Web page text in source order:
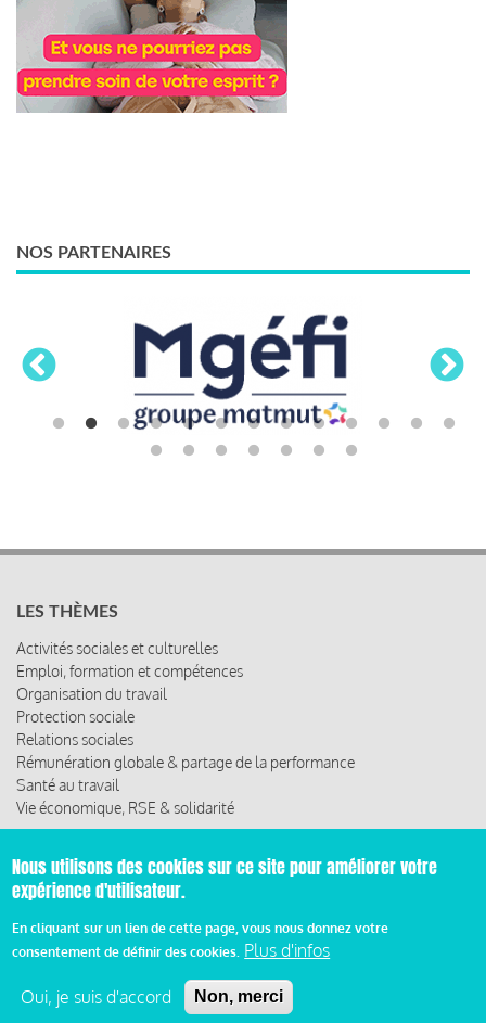
NOS PARTENAIRES
LES THÈMES
Activités sociales et culturelles
Emploi, formation et compétences
Organisation du travail
Protection sociale
Relations sociales
Rémunération globale & partage de la performance
Santé au travail
Vie économique, RSE & solidarité
Les abonnements
Les ressources
Nous utilisons des cookies sur ce site pour améliorer votre
expérience d'utilisateur.
En cliquant sur un lien de cette page, vous nous donnez votre
consentement de définir des cookies. Plus d'infos
Oui, je suis d'accord Non, merci